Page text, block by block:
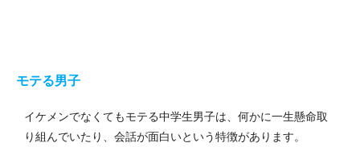
モテる男子
イケメンでなくてもモテる中学生男子は、何かに一生懸命取
り組んでいたり、会話が面白いという特徴があります。